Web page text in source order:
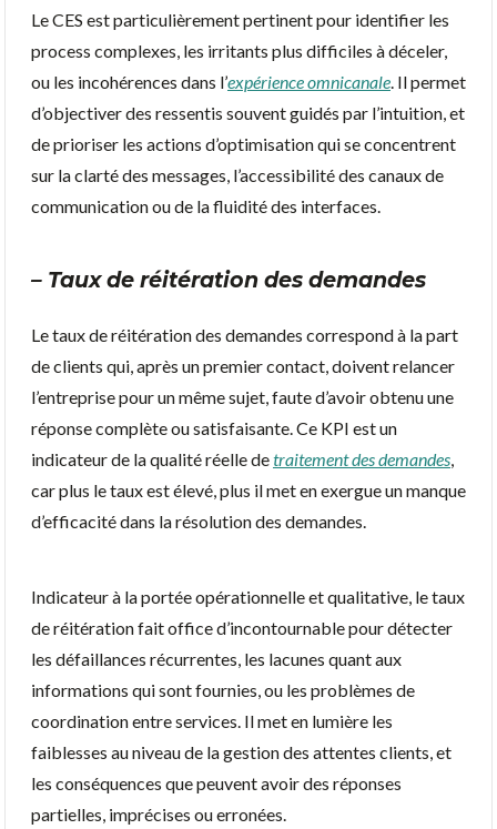
Le CES est particulièrement pertinent pour identifier les
process complexes, les irritants plus difficiles à déceler,
ou les incohérences dans l’expérience omnicanale . Il permet
d’objectiver des ressentis souvent guidés par l’intuition, et
de prioriser les actions d’optimisation qui se concentrent
sur la clarté des messages, l’accessibilité des canaux de
communication ou de la fluidité des interfaces.
– Taux de réitération des demandes
Le taux de réitération des demandes correspond à la part
de clients qui, après un premier contact, doivent relancer
l’entreprise pour un même sujet, faute d’avoir obtenu une
réponse complète ou satisfaisante. Ce KPI est un
indicateur de la qualité réelle detraitement des demandes
car plus le taux est élevé, plus il met en exergue un manque
d’efficacité dans la résolution des demandes.
Indicateur à la portée opérationnelle et qualitative, le taux
de réitération fait office d’incontournable pour détecter
les défaillances récurrentes, les lacunes quant aux
informations qui sont fournies, ou les problèmes de
coordination entre services. Il met en lumière les
faiblesses au niveau de la gestion des attentes clients, et
les conséquences que peuvent avoir des réponses
partielles, imprécises ou erronées.